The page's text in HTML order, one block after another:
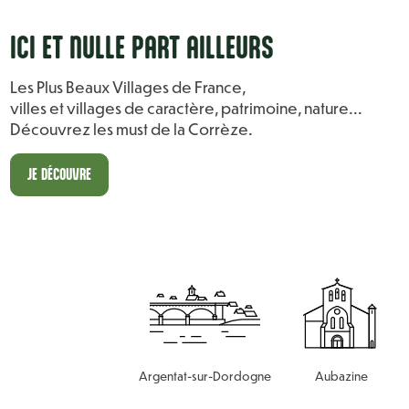
ICI ET NULLE PART AILLEURS
Les Plus Beaux Villages de France,
villes et villages de caractère, patrimoine, nature...
Découvrez les must de la Corrèze.
JE DÉCOUVRE
Argentat-sur-Dordogne Aubazine